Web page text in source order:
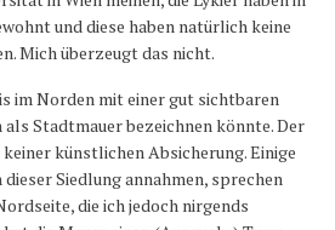
und diese haben natürlich keine
Mich überzeugt das nicht.
im Norden mit einer gut sichtbaren
Stadtmauer bezeichnen könnte. Der
künstlichen Absicherung. Einige
Siedlung annahmen, sprechen
die ich jedoch nirgends